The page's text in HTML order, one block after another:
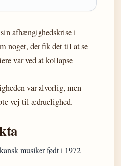
afhængighedskrise i
noget, der fik det til at se
var ved at kollapse
var alvorlig, men
vej til ædruelighed.
musiker født i 1972